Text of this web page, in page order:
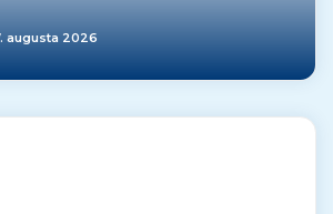
augusta 2026